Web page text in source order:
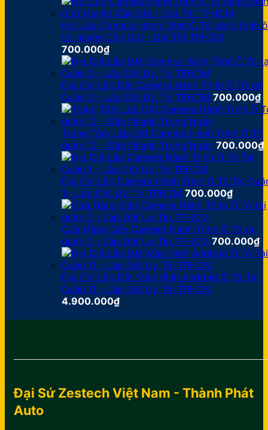
Nơi Lắp Camera Hành Trình Ô Tô hành trình ô
tô Huyện Cần Giờ - Giá Tốt TPHCM
700.000₫
Địa Chỉ Lắp Đặt Camera Hành Trình Ô Tô tại
Quận 2 - Lắp Đặt Uy Tín TPHCM 700.000₫
Trung Tâm Lắp Đặt Camera Hành Trình Ô Tô
quận 12 - Gắn Nhanh Trong Ngày 700.000₫
Địa Chỉ Lắp Camera Hành Trình Ô Tô Tại
1 - Lắp Đặt Uy Tín TPHCM 700.000₫
Cửa Hàng Gắn Camera Hành Trình Ô Tô tại
quận 3 - Lắp Đặt Uy Tín TPHCM 700.000₫
Địa Chỉ Lắp Đặt Màn Hình Android Ô Tô Tại
Quận 11 - Lắp Đặt Uy Tín TPHCM
4.900.000₫
Đại Sứ Zestech Việt Nam - Thành Phát
Auto